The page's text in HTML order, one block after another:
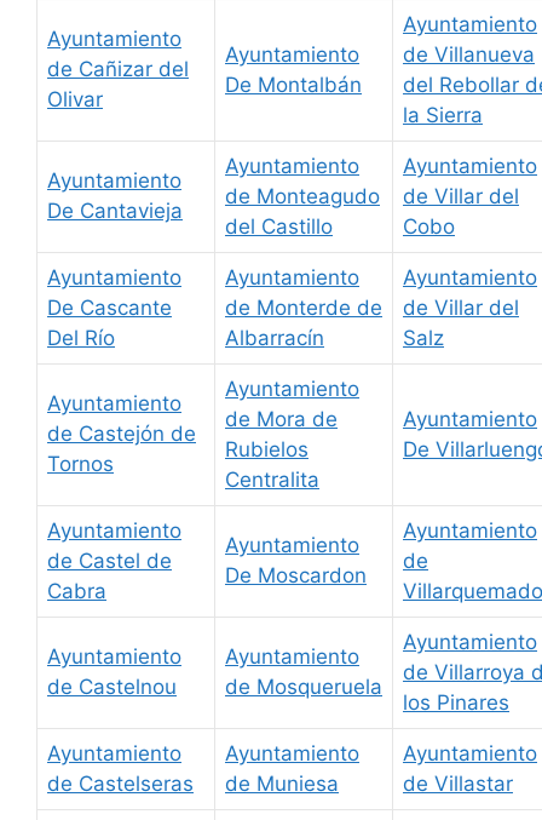
Ayuntamiento
de Cañizar del
Olivar
Ayuntamiento
De Montalbán
Ayuntamiento
de Villanueva
del Rebollar
la Sierra
Ayuntamiento
De Cantavieja
Ayuntamiento
de Monteagudo
del Castillo
Ayuntamiento
de Villar del
Cobo
Ayuntamiento
De Cascante
Del Río
Ayuntamiento
de Monterde de
Albarracín
Ayuntamiento
de Villar del
Salz
Ayuntamiento
de Castejón de
Tornos
Ayuntamiento
de Mora de
Rubielos
Centralita
Ayuntamiento
De
Ayuntamiento
de Castel de
Cabra
Ayuntamiento
De Moscardon
Ayuntamiento
de
Villarquemado
Ayuntamiento
de Castelnou
Ayuntamiento
de Mosqueruela
Ayuntamiento
de Villarroya
los Pinares
Ayuntamiento
de Castelseras
Ayuntamiento
de Muniesa
Ayuntamiento
de Villastar